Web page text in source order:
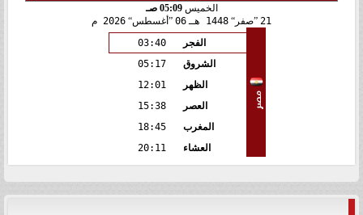
الخميس05:09 صـ
21 صفر 1448 هـ 06 أغسطس 2026 م
مصر
الفجر
03:40
الشروق
05:17
الظهر
12:01
العصر
15:38
المغرب
18:45
العشاء
20:11